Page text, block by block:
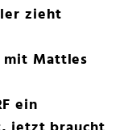
zieht
mit Mattles
ein